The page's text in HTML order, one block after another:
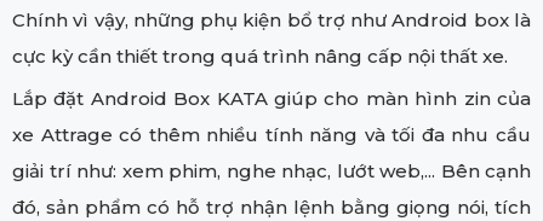
Chính vì vậy, những phụ kiện bổ trợ như Android box là
cực kỳ cần thiết trong quá trình nâng cấp nội thất xe.
Lắp đặt Android Box KATA giúp cho màn hình zin của
xe Attrage có thêm nhiều tính năng và tối đa nhu cầu
giải trí như: xem phim, nghe nhạc, lướt web,... Bên cạnh
đó, sản phẩm có hỗ trợ nhận lệnh bằng giọng nói, tích